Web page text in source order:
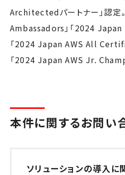
Architectedパートナー」認定
Ambassadors」「2024
「2024 Japan AWS All
「2024 Japan AWS Jr.
本件に関するお問い
ソリューションの導入に